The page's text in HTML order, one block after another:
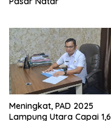
Meningkat, PAD 2025
Lampung Utara Capai 1,6